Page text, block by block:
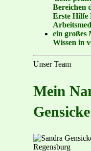
Bereichen
Erste Hilfe
ein großes
Wissen in
Unser Team
Mein
Gensicke